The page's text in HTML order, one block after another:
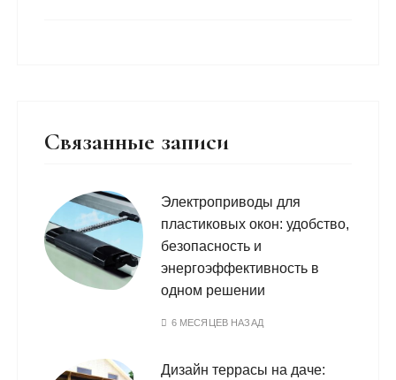
Связанные записи
Электроприводы для
пластиковых окон: удобство,
безопасность и
энергоэффективность в
одном решении
6 МЕСЯЦЕВ НАЗАД
Дизайн террасы на даче: